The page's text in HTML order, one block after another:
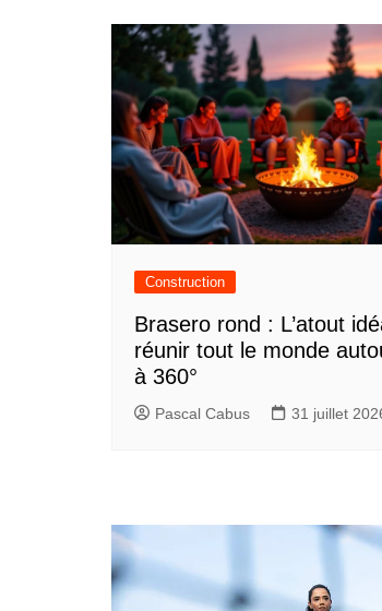
Construction
Brasero rond : L’atout
réunir tout le monde
à 360°
Pascal Cabus 31 juillet